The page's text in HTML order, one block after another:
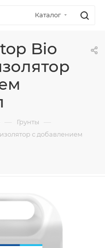
Каталог
Bio
— Грунты —
с добавлением